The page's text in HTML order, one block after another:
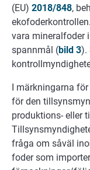
(EU) 2018/848,
vara mineralfoder
spannmål (bild 3).
I märkningarna
för den
produktions- eller
fråga om såväl
foder som